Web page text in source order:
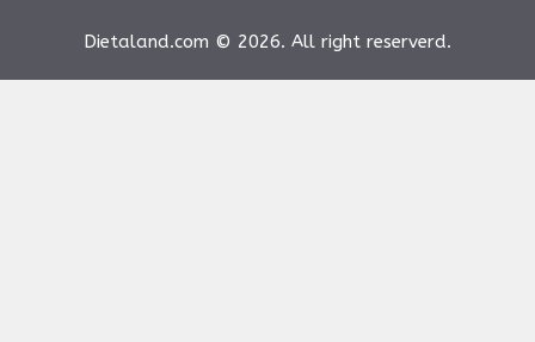
Dietaland.com © 2026. All right reserverd.